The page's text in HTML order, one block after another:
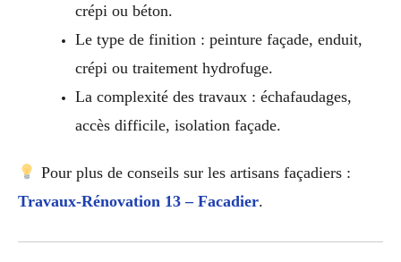
crépi ou béton.
Le type de finition : peinture façade, enduit,
crépi ou traitement hydrofuge.
La complexité des travaux : échafaudages,
accès difficile, isolation façade.
Pour plus de conseils sur les artisans façadiers :
Travaux-Rénovation 13 – Facadier.